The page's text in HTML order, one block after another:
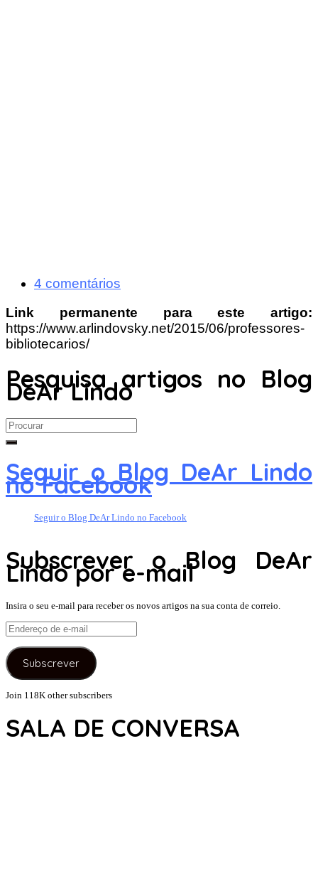
4 comentários
Link permanente para este artigo:
https://www.arlindovsky.net/2015/06/professores-
bibliotecarios/
Pesquisa artigos no Blog
DeAr Lindo
Search
for:
Seguir o Blog DeAr Lindo
no Facebook
Seguir o Blog DeAr Lindo no Facebook
Subscrever o Blog DeAr
Lindo por e-mail
Insira o seu e-mail para receber os novos artigos na sua conta de correio.
Endereço
de
e-
mail
Subscrever
Join 118K other subscribers
SALA DE CONVERSA